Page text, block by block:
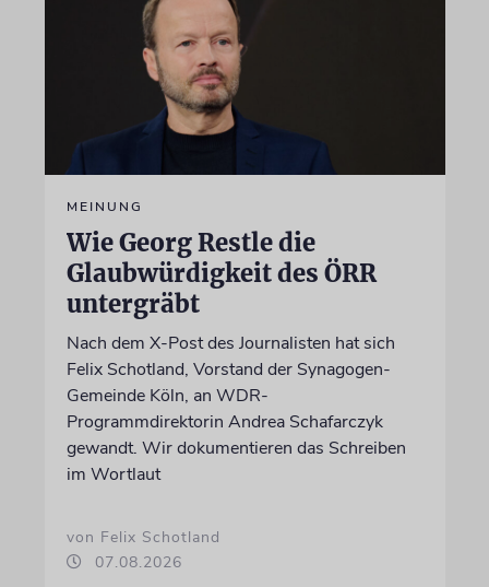
MEINUNG
Wie Georg Restle die
Glaubwürdigkeit des ÖRR
untergräbt
Nach dem X-Post des Journalisten hat sich
Felix Schotland, Vorstand der Synagogen-
Gemeinde Köln, an WDR-
Programmdirektorin Andrea Schafarczyk
gewandt. Wir dokumentieren das Schreiben
im Wortlaut
von Felix Schotland
07.08.2026